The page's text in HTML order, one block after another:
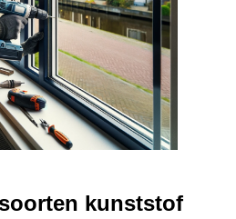
kunststof